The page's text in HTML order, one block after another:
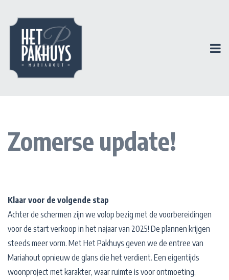
Zomerse update!
Klaar voor de volgende stap
Achter de schermen zijn we volop bezig met de voorbereidingen
voor de start verkoop in het najaar van 2025! De plannen krijgen
steeds meer vorm. Met Het Pakhuys geven we de entree van
Mariahout opnieuw de glans die het verdient. Een eigentijds
woonproject met karakter, waar ruimte is voor ontmoeting,